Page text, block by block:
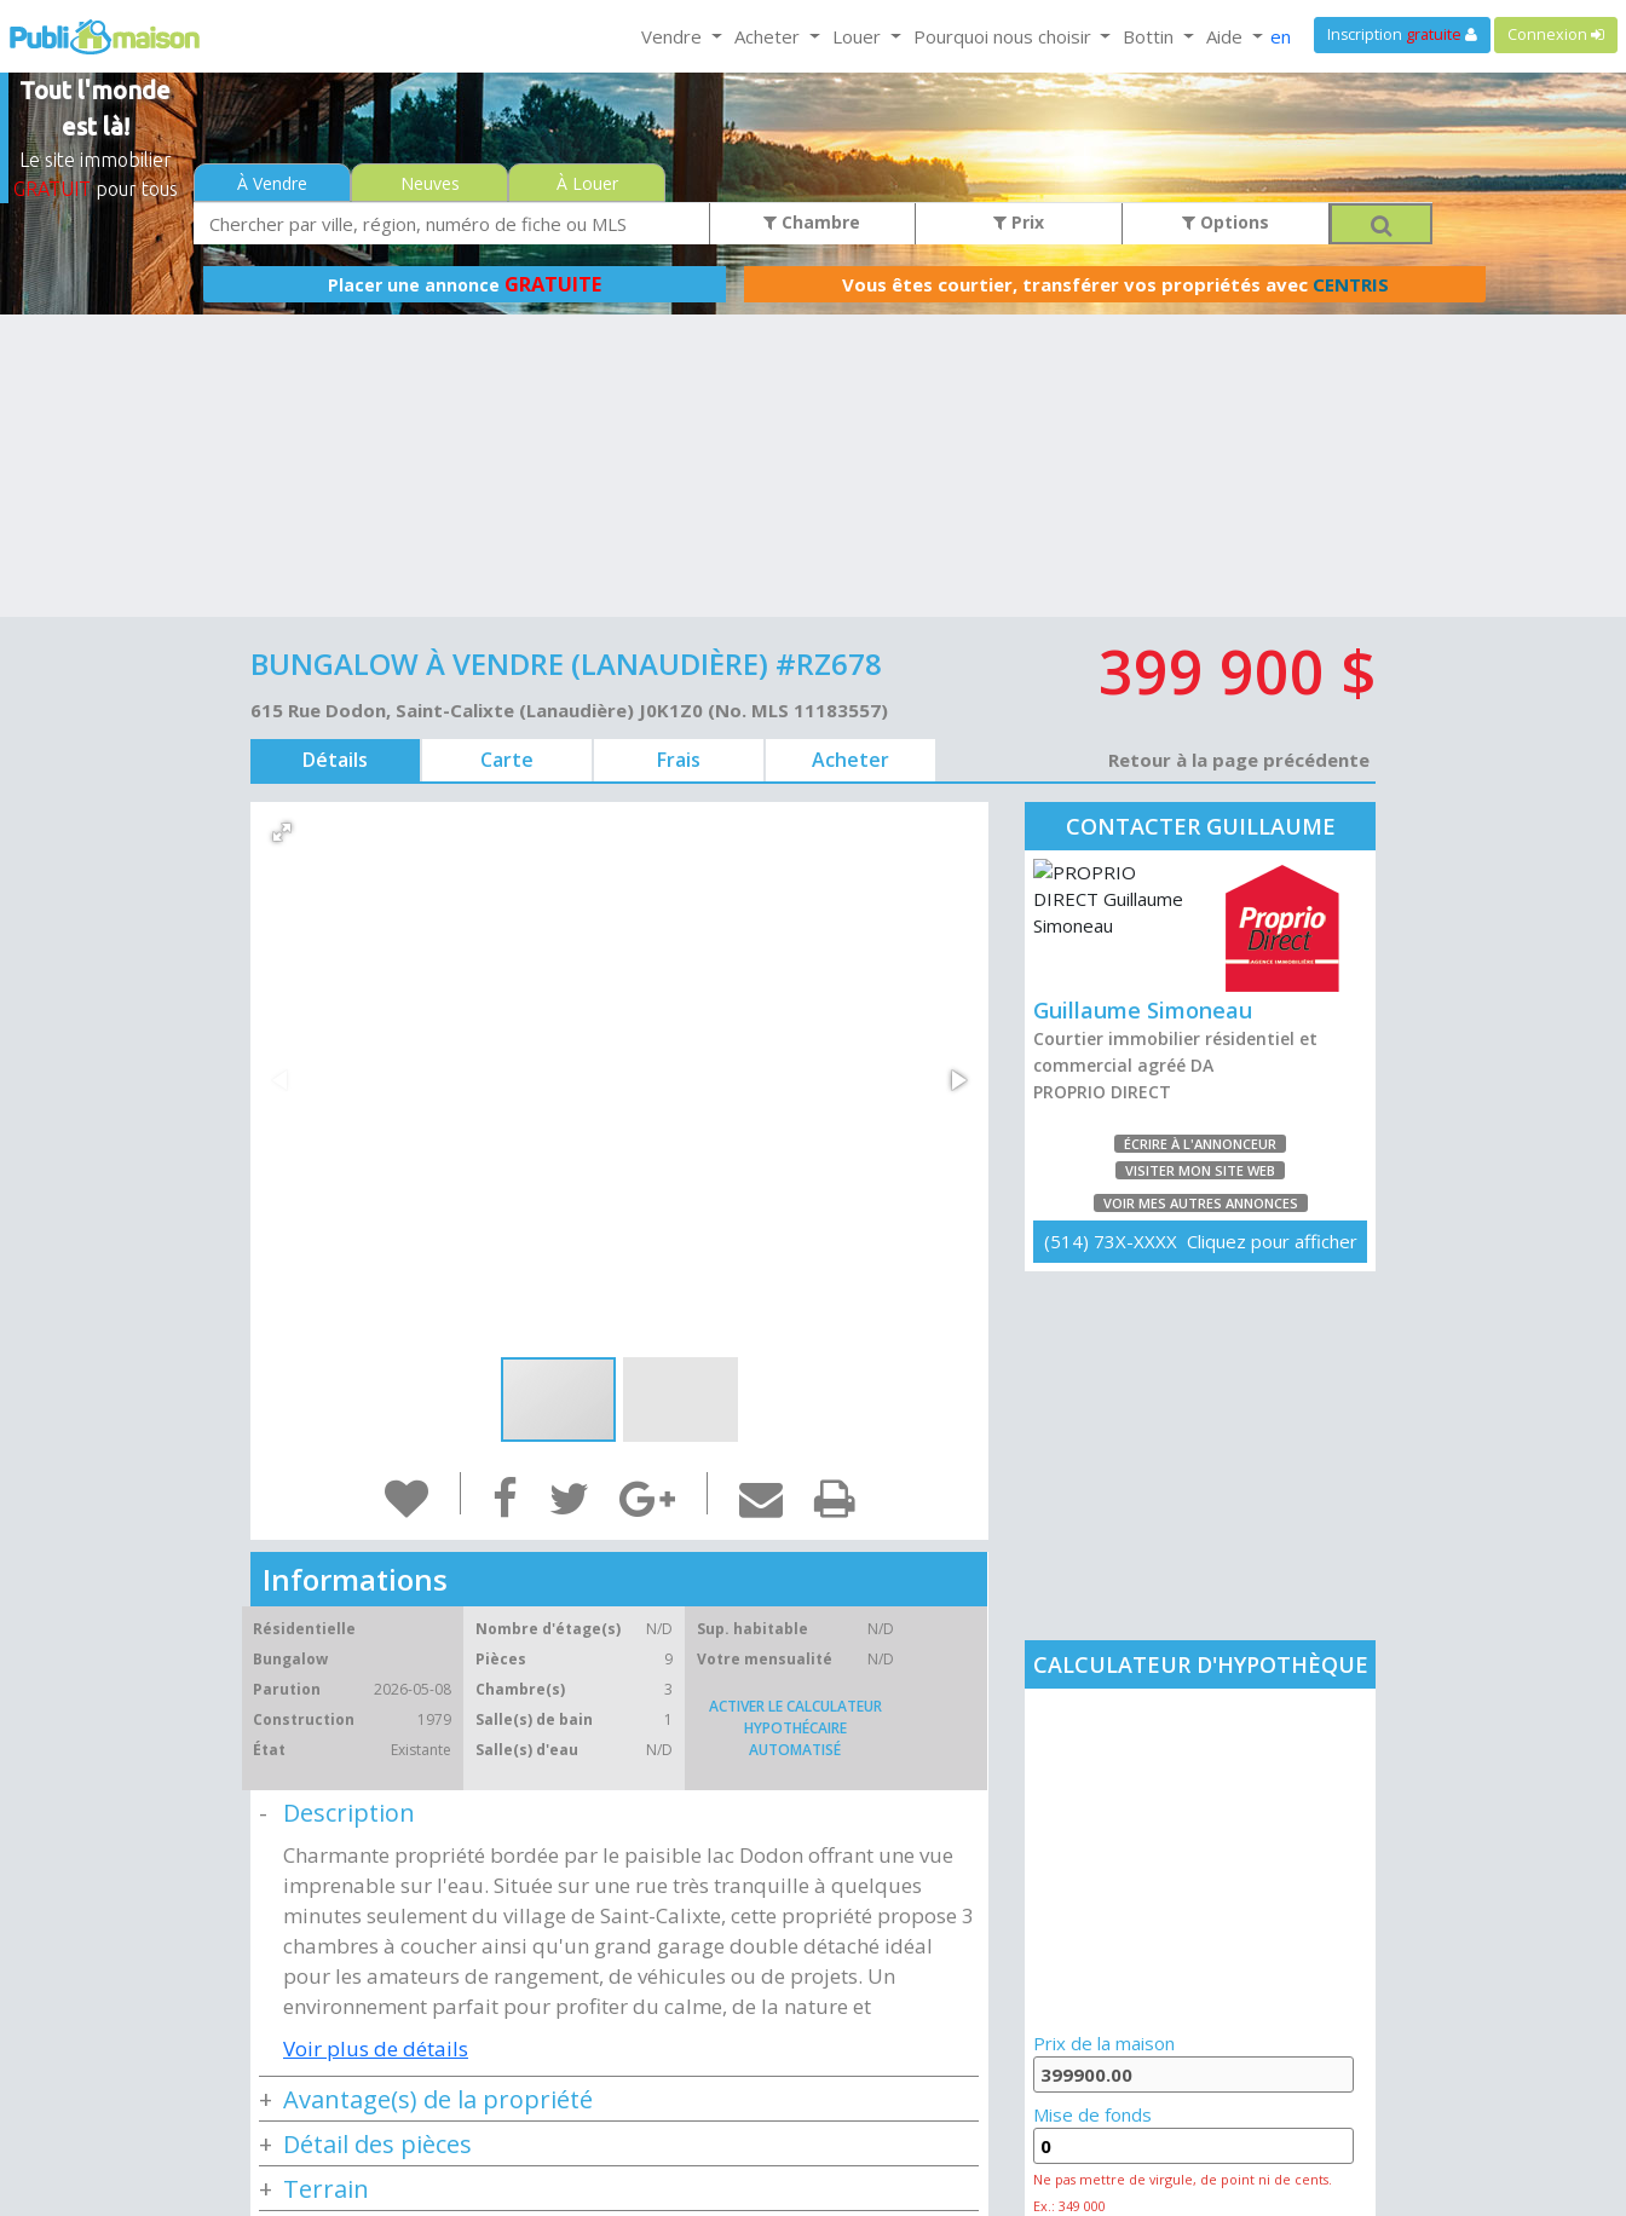
Tout l'monde
est là!
Le site immobilier
GRATUITpour tous
Vendre Acheter Louer Pourquoi nous choisir Bottin Aide en Inscription gratuite Connexion
À Vendre Neuves
À Louer
Chambre
Prix Options
Placer une annonce GRATUITE Vous êtes courtier, transférer vos propriétés avec CENTRIS
BUNGALOW À VENDRE (LANAUDIÈRE) #RZ678
615 Rue Dodon, Saint-Calixte (Lanaudière) J0K1Z0 (No. MLS 11183557) 399 900 $
Détails Carte Frais Acheter Retour à la page précédente
Informations
Résidentielle
Bungalow
Parution
2026-05-08
Construction
1979
État
Existante
Nombre d'étage(s)
N/D
Pièces
9
Chambre(s)
3
Salle(s) de bain
1
Salle(s) d'eau
N/D
Sup. habitable
N/D
Votre mensualité
N/D
ACTIVER LE CALCULATEUR
HYPOTHÉCAIRE
AUTOMATISÉ
Description
Charmante propriété bordée par le paisible lac Dodon offrant une vue
imprenable sur l'eau. Située sur une rue très tranquille à quelques
minutes seulement du village de Saint-Calixte, cette propriété propose 3
chambres à coucher ainsi qu'un grand garage double détaché idéal
pour les amateurs de rangement, de véhicules ou de projets. Un
environnement parfait pour profiter du calme, de la nature et
Voir plus de détails
Avantage(s) de la propriété
Détail des pièces
Terrain
CONTACTER GUILLAUME
SIMONEAU
Guillaume Simoneau
Courtier immobilier résidentiel et
commercial agréé DA
PROPRIO DIRECT
ÉCRIRE À L'ANNONCEUR
VISITER MON SITE WEB
VOIR MES AUTRES ANNONCES
(514) 73X-XXXX Cliquez pour afficher
CALCULATEUR D'HYPOTHÈQUE
Prix de la maison
Mise de fonds
Ne pas mettre de virgule, de point ni de cents.
Ex.: 349 000